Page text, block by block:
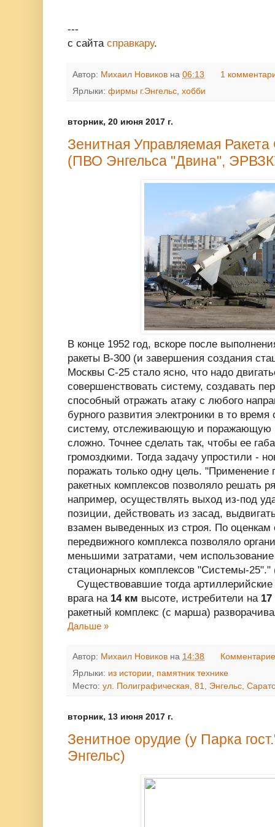
---
с сайта справкару.
Автор: Михаил Новиков на 06:13
1
Ярлыки: фирмы г.Энгельс хобби
вторник, 20 июня 2017 г.
Зенитная Управляемая
(ПВО Энгельса "Двина",
В конце 1952 год, вскоре после
ракеты В-300 (и завершения создания
Москвы С-25 стало ясно, что надо
совершенствовать систему, создавать
способный отражать атаку с любого
бурного развития электроники в то
систему, отслеживающую и поражающую
сложно. Точнее сделать так, чтобы ее
громоздкими. Тогда задачу упростили -
поражать только одну цель. "Применение
ракетных комплексов позволяло решать
например, осуществлять выход из-под
позиции, действовать из засад,
взамен выведенных из строя. По оценкам
передвижного комплекса позволяло
меньшими затратами, чем
стационарных комплексов "Системы-25"."
Существовавшие тогда
врага на 14 км высоте, истребители на
ракетный комплекс (с марша)
Дальше »
Автор: Михаил Новиков на 14:38
Ярлыки: из истории
памятник технике
Место: ул. Полиграфическая, 81, Энгельс,
вторник, 13 июня 2017 г.
Зенитное орудие (у Парка
Энгельс)